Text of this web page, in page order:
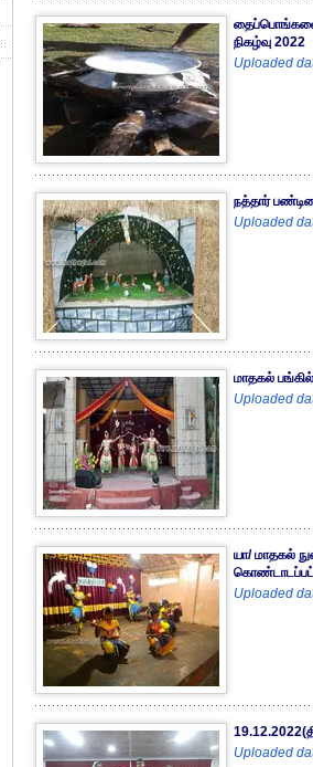
தைப்பொங்கலை
நிகழ்வு 2022
Uploaded
நத்தார்
Uploaded
மாதகல்
Uploaded
யா/ மாதகல்
Uploaded
Uploaded